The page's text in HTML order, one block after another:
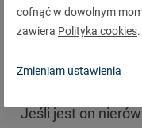
uszkodzeniami
wyrwania) oraz
Oprócz
także
Jeśli jest on
cofnąć w dowolnym
zawiera Polityka cookies.
Zmieniam ustawienia